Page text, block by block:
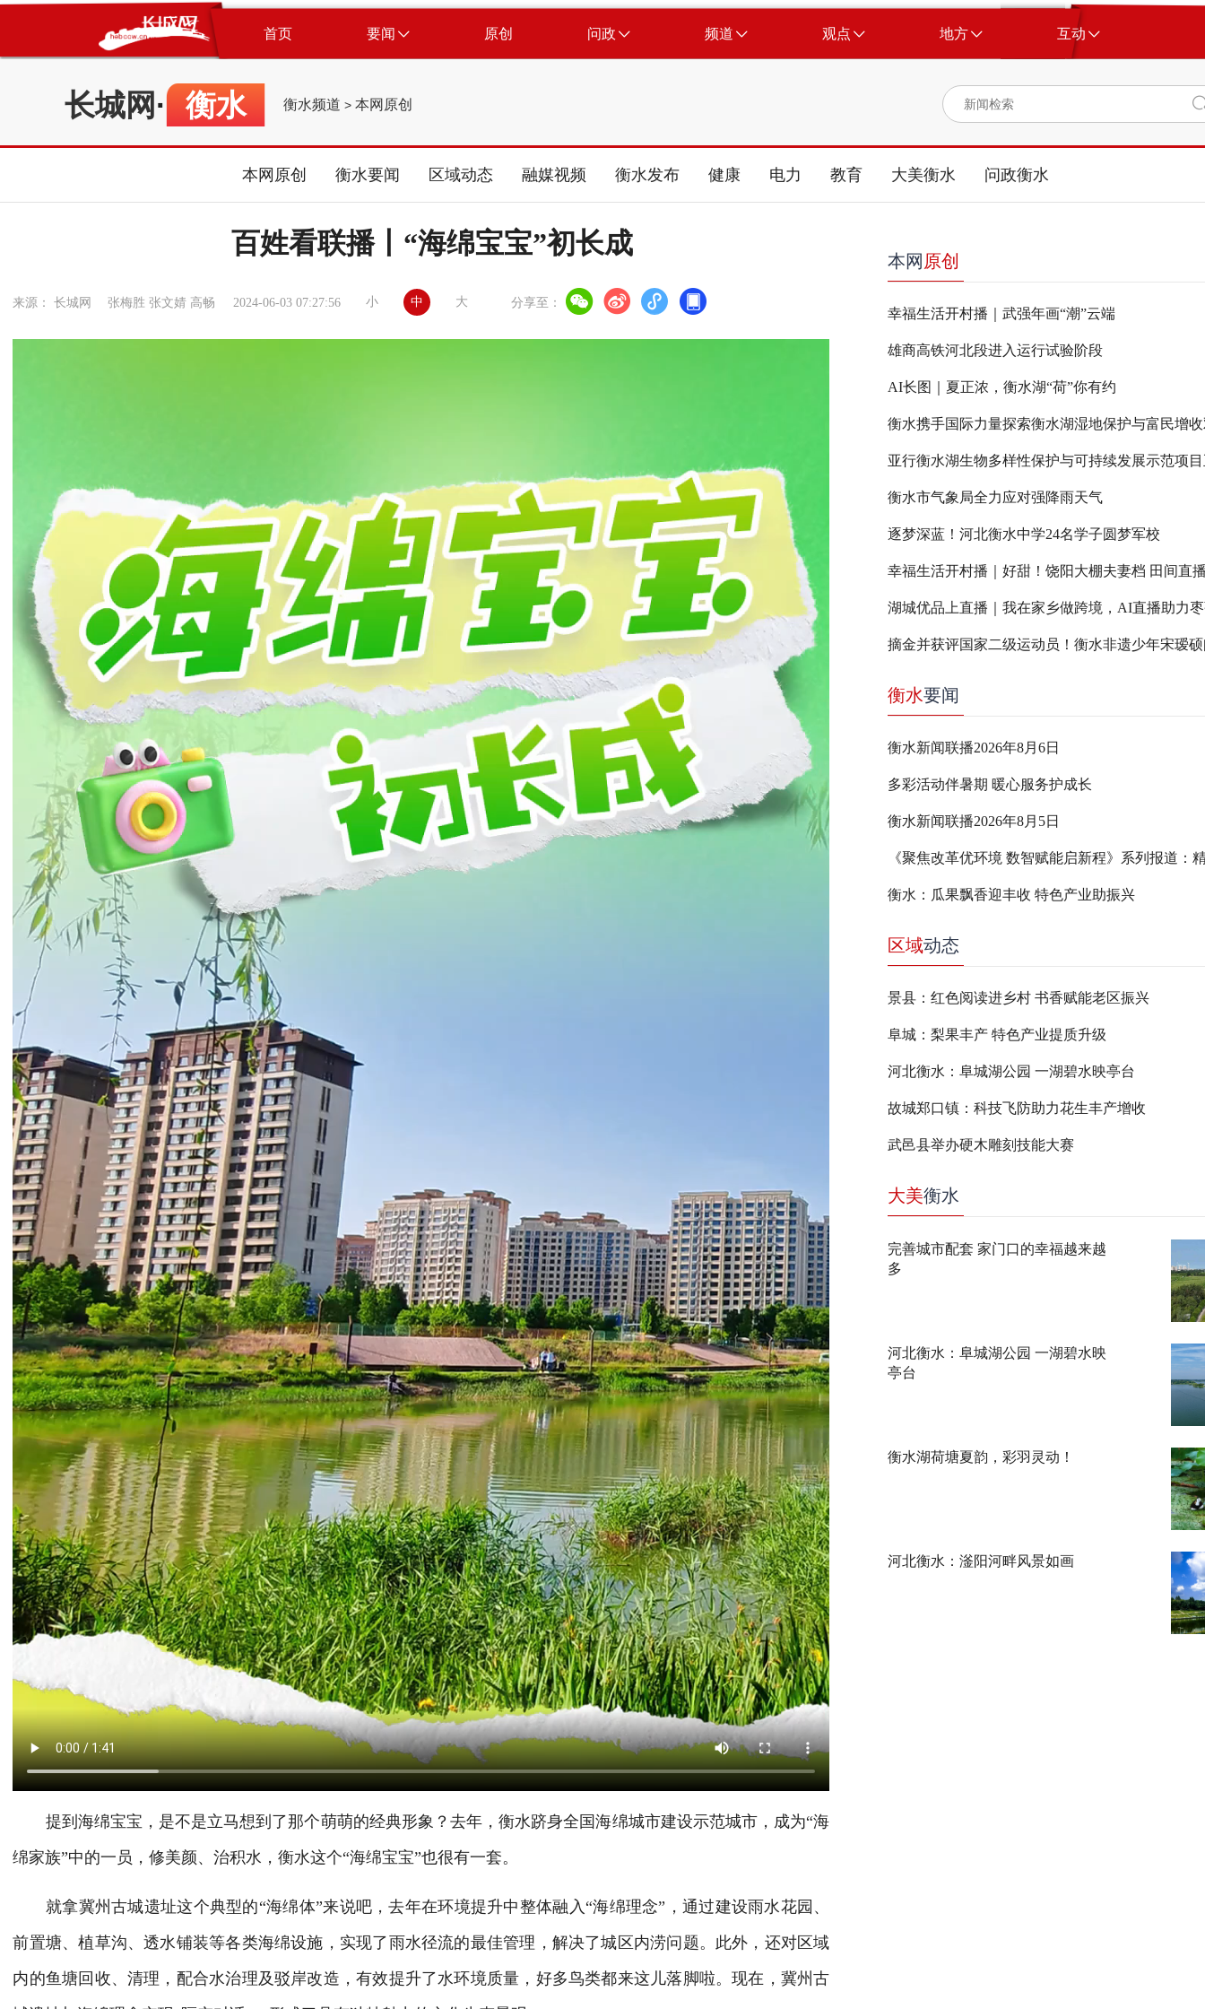
首页 要闻 原创 问政 频道 观点 地方 互动
长城网 · 衡水 衡水频道 > 本网原创
本网原创 衡水要闻 区域动态 融媒视频 衡水发布 健康 电力 教育 大美衡水 问政衡水
百姓看联播丨“海绵宝宝”初长成
来源： 长城网 张梅胜 张文婧 高畅 2024-06-03 07:27:56 小 中 大 分享至：
提到海绵宝宝，是不是立马想到了那个萌萌的经典形象？去年，衡水跻身全国海绵城市建设示范城市，成为“海
绵家族”中的一员，修美颜、治积水，衡水这个“海绵宝宝”也很有一套。
就拿冀州古城遗址这个典型的“海绵体”来说吧，去年在环境提升中整体融入“海绵理念”，通过建设雨水花园、
前置塘、植草沟、透水铺装等各类海绵设施，实现了雨水径流的最佳管理，解决了城区内涝问题。此外，还对区域
内的鱼塘回收、清理，配合水治理及驳岸改造，有效提升了水环境质量，好多鸟类都来这儿落脚啦。现在，冀州古
本网 原创
幸福生活开村播｜武强年画“潮”云端
雄商高铁河北段进入运行试验阶段
AI长图｜夏正浓，衡水湖“荷”你有约
衡水携手国际力量探索衡水湖湿地保护与富民增
亚行衡水湖生物多样性保护与可持续发展示范项
衡水市气象局全力应对强降雨天气
逐梦深蓝！河北衡水中学24名学子圆梦军校
幸福生活开村播｜好甜！饶阳大棚夫妻档 田间直
衡水要闻
衡水新闻联播2026年8月6日
多彩活动伴暑期 暖心服务护成长
衡水新闻联播2026年8月5日
衡水：瓜果飘香迎丰收 特色产业助振兴
区域动态
景县：红色阅读进乡村 书香赋能老区振兴
阜城：梨果丰产 特色产业提质升级
河北衡水：阜城湖公园 一湖碧水映亭台
故城郑口镇：科技飞防助力花生丰产增收
武邑县举办硬木雕刻技能大赛
大美衡水
完善城市配套 家门口的幸福越来越
多
河北衡水：阜城湖公园 一湖碧水映
亭台
衡水湖荷塘夏韵，彩羽灵动！
河北衡水：滏阳河畔风景如画